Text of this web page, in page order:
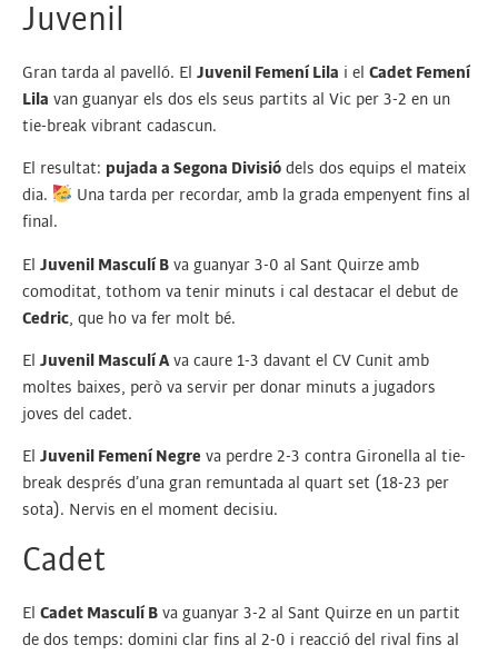
Juvenil
Gran tarda al pavelló. El Juvenil Femení Lila i el Cadet Femení
Lila van guanyar els dos els seus partits al Vic per 3-2 en un
tie-break vibrant cadascun.
El resultat: pujada a Segona Divisió dels dos equips el mateix
dia.
Una tarda per recordar, amb la grada empenyent fins al
final.
El Juvenil Masculí B va guanyar 3-0 al Sant Quirze amb
comoditat, tothom va tenir minuts i cal destacar el debut de
Cedric , que ho va fer molt bé.
El Juvenil Masculí A va caure 1-3 davant el CV Cunit amb
moltes baixes, però va servir per donar minuts a jugadors
joves del cadet.
El Juvenil Femení Negre va perdre 2-3 contra Gironella al tie-
break després d’una gran remuntada al quart set (18-23 per
sota). Nervis en el moment decisiu.
Cadet
El Cadet Masculí B va guanyar 3-2 al Sant Quirze en un partit
de dos temps: domini clar fins al 2-0 i reacció del rival fins al